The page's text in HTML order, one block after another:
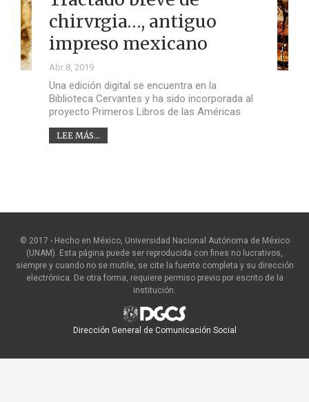
chirvrgia…, antiguo
impreso mexicano
Abr 8, 2019
Una edición digital se encuentra en la
Biblioteca Cervantes y ha sido incorporada al
proyecto Primeros Libros de las Américas
LEE MÁS...
© 2017 - Hecho en México, Universidad Nacional Autónoma de México
(UNAM). Esta página puede ser reproducida con fines no lucrativos,
siempre y cuando no se mutile, se cite la fuente completa y su dirección
electrónica. De otra forma, requiere permiso previo por escrito de la
institución.
Dirección General de Comunicación Social